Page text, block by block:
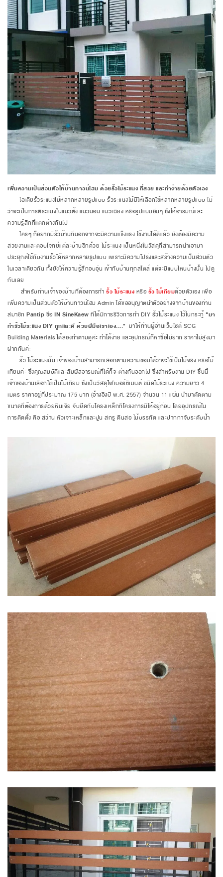
เพิ่มความเป็นส่วนตัวให้บ้านทาวน์โฮม ด้วยรั้วไม้ระแนง ที่สวย และทำง่ายด้วยตัวเอง
ไอเดียรั้วระแนงไม้หลากหลายรูปแบบ รั้วระแนงไม้มีให้เลือกใช้หลากหลายรูปแบบ ไม่
ว่าจะเป็นการตีระแนงในแนวตั้ง แนวนอน แนวเฉียง หรือรูปแบบอื่นๆ ซึ่งให้อารมณ์และ
ความรู้สีกที่แตกต่างกันไป
ใครๆ ก็อยากมีรั้วบ้านที่นอกจากจะมีความแข็งแรง ใช้งานได้ดีแล้ว ยังต้องมีความ
สวยงามและตอบโจทย์แต่ละบ้านอีกด้วย ไม้ระแนง เป็นหนึ่งในวัสดุที่สามารถนำเอามา
ประยุกต์ใช้กับงานรั้วได้หลากหลายรูปแบบ เพราะมีความโปร่งและสร้างความเป็นส่วนตัว
ในเวลาเดียวกัน ทั้งยังให้ความรู้สึกอบอุ่น เข้ากับบ้านทุกสไตล์ แต่จะมีแบบไหนบ้างนั้น ไปดู
กันเลย
สำหรับท่านเจ้าของบ้านที่ต้องการทำ รั้ว ไม้ระแนง หรือ รั้ว ไม้เทียมด้วยตัวเอง เพื่อ
เพิ่มความเป็นส่วนตัวให้บ้านทาวน์โฮม Admin ได้ขออนุญาตนำตัวอย่างจากบ้านของท่าน
สมาชิก Pantip ชื่อ IN SineKaew ที่ได้มีการรีวิวการทำ DIY รั้วไม้ระแนง ไว้ในกระทู้ "มา
ทำรั้วไม้ระแนง DIY ถูกและดี ด้วยฝีมือเราเอง...." มาให้ท่านผู้อ่านเว็บไซต์ SCG
Building Materials ได้ลองทำตามดูค่ะ ทำได้ง่าย และอุปกรณ์ก็หาซื้อไม่ยาก ราคาไม่สูงมา
ฝากกันค่ะ
รั้ว ไม้ระแนงนั้น เจ้าของบ้านสามารถเลือกตามความชอบได้ว่าจะใช้เป็นไม้จริง หรือไม้
เทียมค่ะ ซึ่งคุณสมบัติและสัมผัสอารมณ์ที่ได้ก็จะต่างกันออกไป ซึ่งสำหรับงาน DIY ชิ้นนี้
เจ้าของบ้านเลือกใช้เป็นไม้เทียม ซึ่งเป็นวัสดุไฟเบอร์ซีเมนต์ ชนิดไม้ระแนง ความยาว 4
เมตร ราคาอยู่ที่ประมาณ 175 บาท (อ้างอิงปี พ.ศ. 2557) จำนวน 11 แผ่น นำมาตัดตาม
ขนาดที่ต้องการด้วยหินเจีย จับยึดกับโครงเหล็กทีโครงการมีให้อยู่ก่อน โดยอุปกรณ์ใน
การติดตั้ง คือ สว่าน หัวเจาะเหล็กและปูน สกรู ดินสอ ไม้บรรทัด และปากกาจับระดับน้ำ